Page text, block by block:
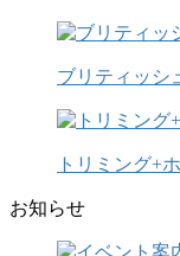
ブリティッシ
トリミング+
お知らせ